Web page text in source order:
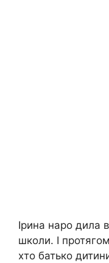
Ірина наро дила
школи. І
хто батько